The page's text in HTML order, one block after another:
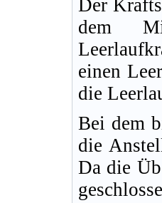
Der
dem
einen
die
Bei dem
die
Da die